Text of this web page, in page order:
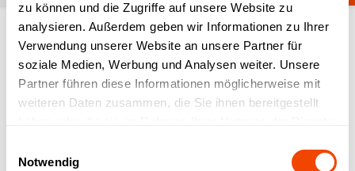
zu können und die Zugriffe auf unsere Website zu
analysieren. Außerdem geben wir Informationen zu Ihrer
Verwendung unserer Website an unsere Partner für
soziale Medien, Werbung und Analysen weiter. Unsere
Partner führen diese Informationen möglicherweise mit
weiteren Daten zusammen, die Sie ihnen bereitgestellt
Notwendig
Suchen